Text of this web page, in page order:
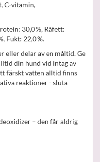
C-vitamin,
30,0 %, Råfett:
Fukt: 22,0 %.
eller delar av en måltid. Ge
din hund vid intag av
färskt vatten alltid finns
reaktioner - sluta
– den får aldrig